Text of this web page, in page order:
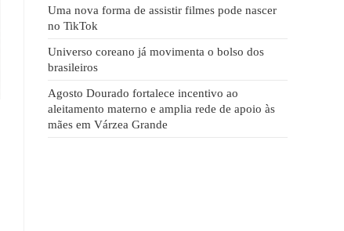
Uma nova forma de assistir filmes pode nascer
no TikTok
Universo coreano já movimenta o bolso dos
brasileiros
Agosto Dourado fortalece incentivo ao
aleitamento materno e amplia rede de apoio às
mães em Várzea Grande